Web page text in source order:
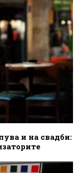
и на свадби: